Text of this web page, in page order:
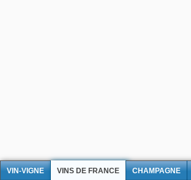
VIN-VIGNE VINS DE FRANCE CHAMPAGNE